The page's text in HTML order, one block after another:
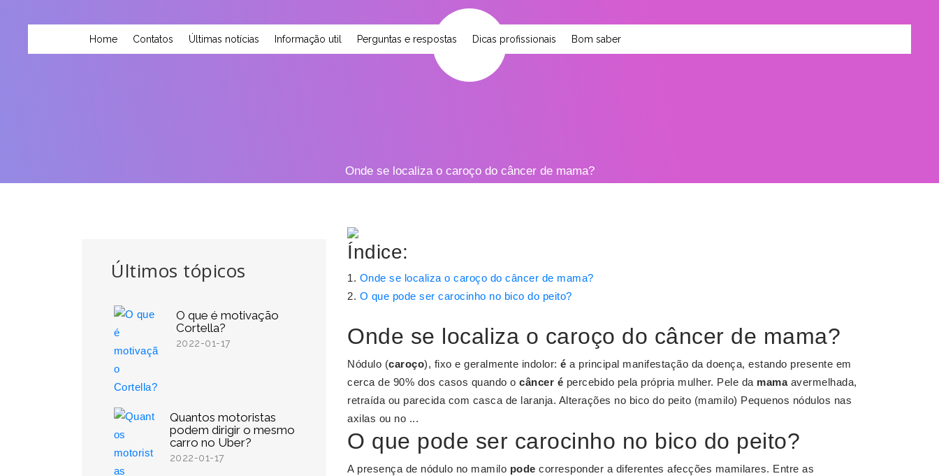
Home Contatos Últimas notícias Informação util Perguntas e respostas Dicas profissionais Bom saber
Onde se localiza o caroço do câncer de mama?
Últimos tópicos
O que é motivação
Cortella?
2022-01-17
Quantos motoristas
podem dirigir o mesmo
carro no Uber?
2022-01-17
Índice:
Onde se localiza o caroço do câncer de mama?
O que pode ser carocinho no bico do peito?
Onde se localiza o caroço do câncer de mama?
Nódulo (caroço), fixo e geralmente indolor: é a principal manifestação da doença, estando presente em
cerca de 90% dos casos quando o câncer é percebido pela própria mulher. Pele da mamaavermelhada,
retraída ou parecida com casca de laranja. Alterações no bico do peito (mamilo) Pequenos nódulos nas
axilas ou no ...
O que pode ser carocinho no bico do peito?
A presença de nódulo no mamilo pode corresponder a diferentes afecções mamilares. Entre as